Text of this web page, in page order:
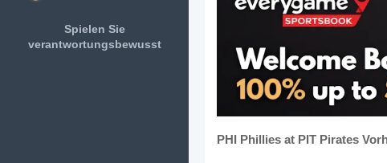
Spielen Sie
verantwortungsbewusst
PHI Phillies at PIT Pirates